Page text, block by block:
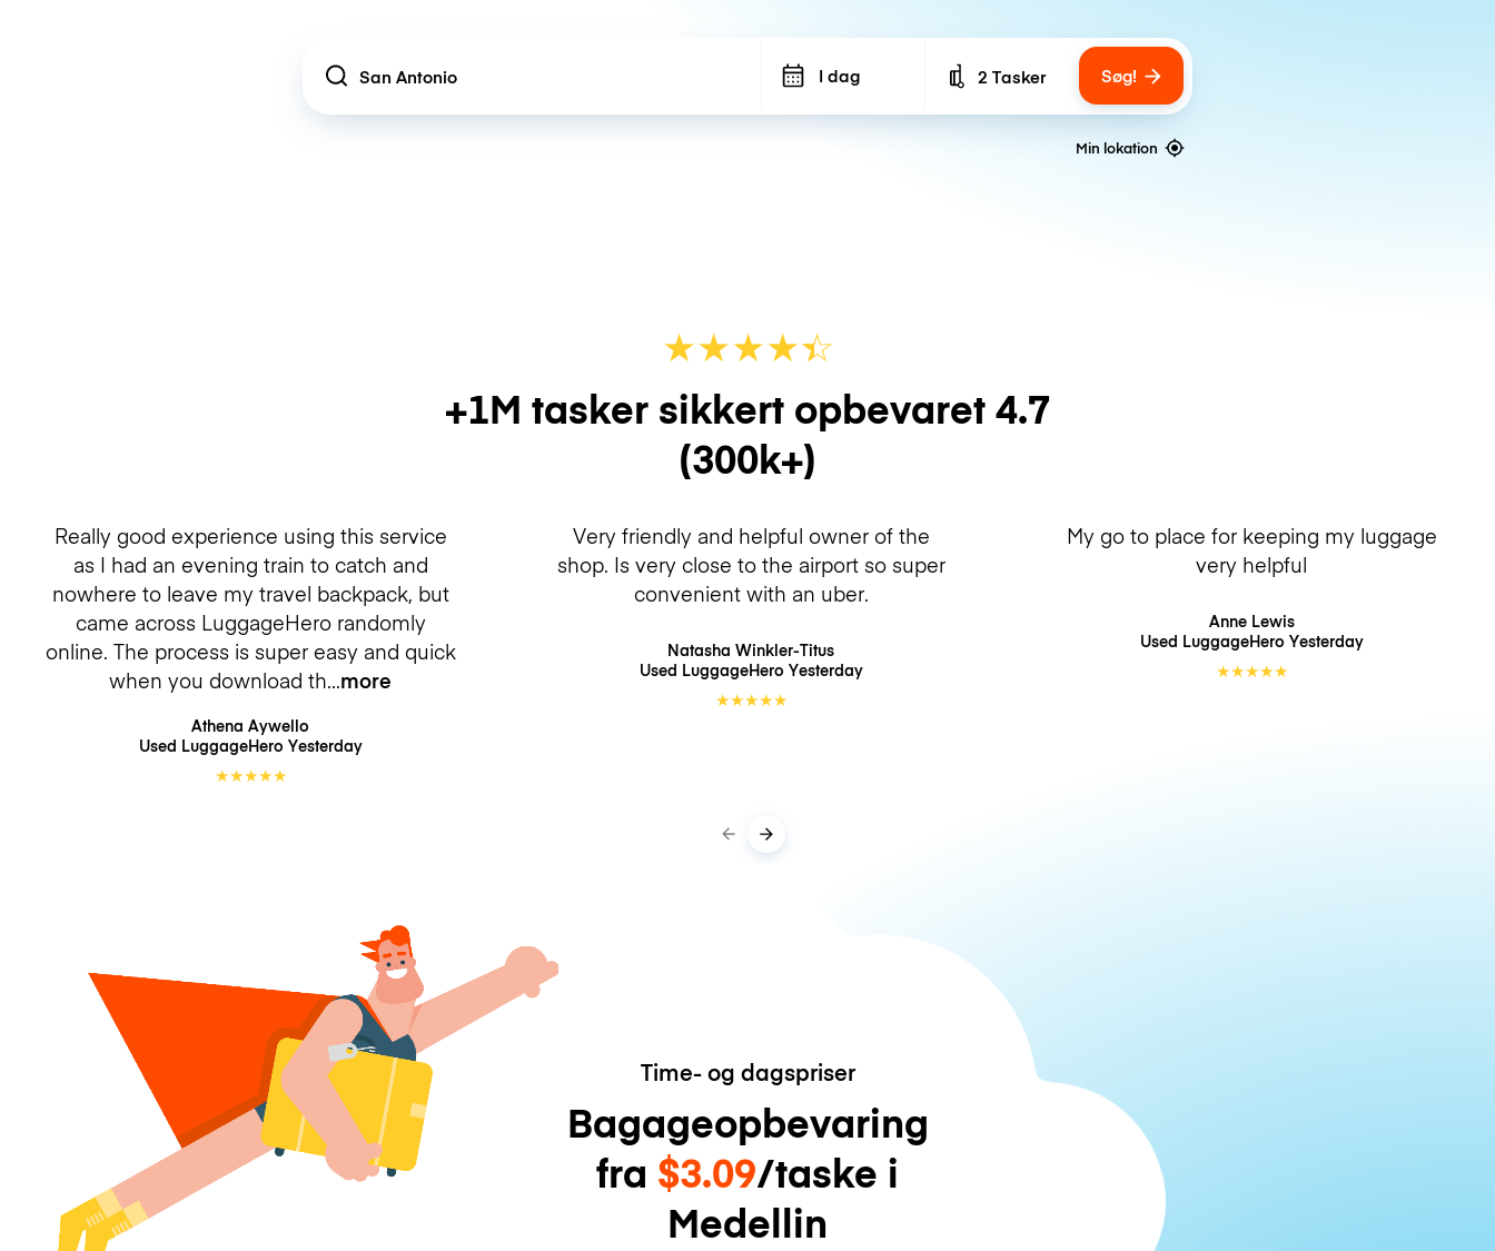
Location I dag Number of bags
2 Tasker Søg!
Min lokation
★★★★☆
★
+1M tasker sikkert opbevaret4.7
(300k+)
Really good experience using this service
as I had an evening train to catch and
nowhere to leave my travel backpack, but
came across LuggageHero randomly
online. The process is super easy and quick
when you download th more
Athena Aywello
Used LuggageHero Yesterday
★★★★★
Very friendly and helpful owner of the
shop. Is very close to the airport so super
convenient with an uber.
Natasha Winkler-Titus
Used LuggageHero Yesterday
★★★★★
My go to place for keeping my luggage
very helpful
Anne Lewis
Used LuggageHero Yesterday
★★★★★
Time- og dagspriser
Bagageopbevaring
fra $3.09/taske i
Medellin